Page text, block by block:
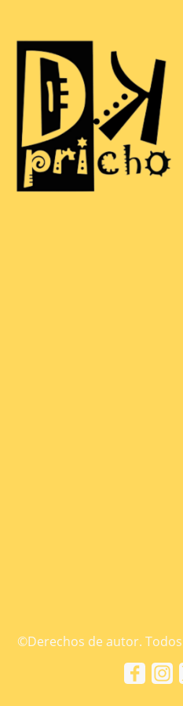
©Derechos de autor.